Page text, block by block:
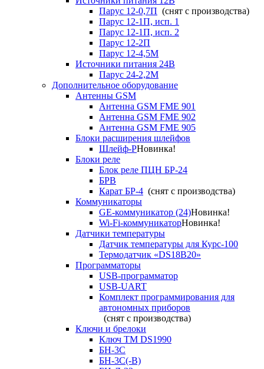
Парус 12-0,7П (снят с производства)
Парус 12-1П, исп. 1
Парус 12-1П, исп. 2
Парус 12-2П
Парус 12-4,5М
Источники питания 24В
Парус 24-2,2М
Дополнительное оборудование
Антенны GSM
Антенна GSM FME 901
Антенна GSM FME 902
Антенна GSM FME 905
Блоки расширения шлейфов
Шлейф-РНовинка!
Блоки реле
Блок реле ПЦН БР-24
БРВ
Карат БР-4 (снят с производства)
Коммуникаторы
GE-коммуникатор (24)Новинка!
Wi-Fi-коммуникаторНовинка!
Датчики температуры
Датчик температуры для Курс-100
Термодатчик «DS18B20»
Программаторы
USB-программатор
USB-UART
Комплект программирования для
автономных приборов
(снят с производства)
Ключи и брелоки
Ключ TM DS1990
БН-3С
БН-3С(-В)